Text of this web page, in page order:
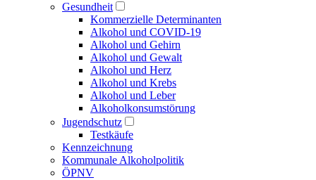
Gesundheit
Kommerzielle Determinanten
Alkohol und COVID-19
Alkohol und Gehirn
Alkohol und Gewalt
Alkohol und Herz
Alkohol und Krebs
Alkohol und Leber
Alkoholkonsumstörung
Jugendschutz
Testkäufe
Kennzeichnung
Kommunale Alkoholpolitik
ÖPNV